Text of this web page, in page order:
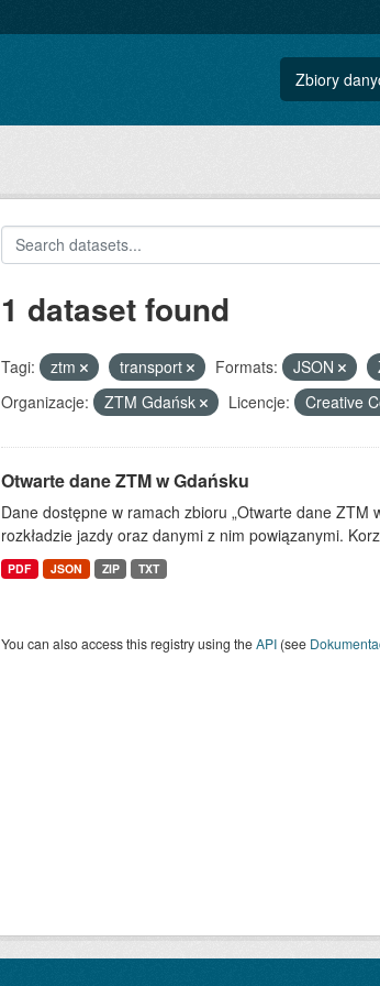
Zbiory
1 dataset found
Tagi: ztm transport Formats: JSON
Organizacje:
ZTM Gdańsk Licencje: Creative
Otwarte dane ZTM w Gdańsku
Dane dostępne w ramach zbioru „Otwarte dane
rozkładzie jazdy oraz danymi z nim powiązanymi.
PDF JSON ZIP TXT
You can also access this registry using theAPI(see